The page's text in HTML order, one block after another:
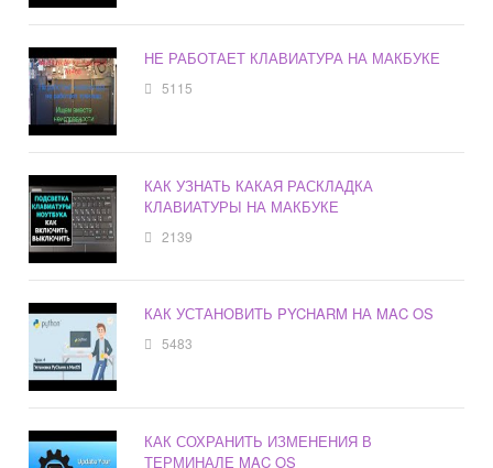
НЕ РАБОТАЕТ КЛАВИАТУРА НА МАКБУКЕ
5115
КАК УЗНАТЬ КАКАЯ РАСКЛАДКА
КЛАВИАТУРЫ НА МАКБУКЕ
2139
КАК УСТАНОВИТЬ PYCHARM НА MAC OS
5483
КАК СОХРАНИТЬ ИЗМЕНЕНИЯ В
ТЕРМИНАЛЕ MAC OS